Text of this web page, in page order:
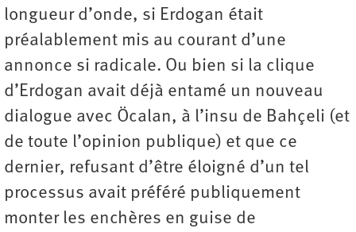
longueur d’onde, si Erdogan était
préalablement mis au courant d’une
annonce si radicale. Ou bien si la clique
d’Erdogan avait déjà entamé un nouveau
dialogue avec Öcalan, à l’insu de Bahçeli (et
de toute l’opinion publique) et que ce
dernier, refusant d’être éloigné d’un tel
processus avait préféré publiquement
monter les enchères en guise de